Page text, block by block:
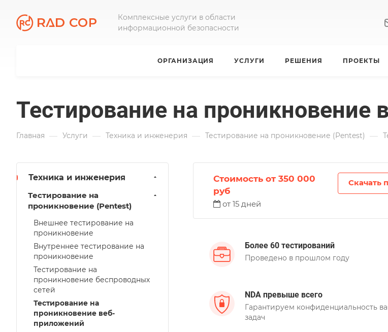
Комплексные услуги в области
информационной безопасности
ОРГАНИЗАЦИЯ УСЛУГИ РЕШЕНИЯ ПРОЕКТЫ
Тестирование на проникновение
Главная — Услуги — Техника и инженерия — Тестирование на проникновение (Pentest) —
Стоимость от 350 000
руб
от 15 дней
Скачать
Более 60 тестирований
Проведено в прошлом году
NDA превыше всего
Гарантируем конфиденциальность
задач
Техника и инженерия
Тестирование на
проникновение (Pentest)
Внешнее тестирование на
проникновение
Внутреннее тестирование на
проникновение
Тестирование на
проникновение беспроводных
сетей
Тестирование на
проникновение веб-
приложений